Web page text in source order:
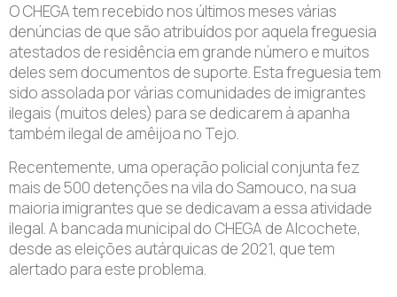
O CHEGA tem recebido nos últimos meses várias
denúncias de que são atribuídos por aquela freguesia
atestados de residência em grande número e muitos
deles sem documentos de suporte. Esta freguesia tem
sido assolada por várias comunidades de imigrantes
ilegais (muitos deles) para se dedicarem à apanha
também ilegal de amêijoa no Tejo.
Recentemente, uma operação policial conjunta fez
mais de 500 detenções na vila do Samouco, na sua
maioria imigrantes que se dedicavam a essa atividade
ilegal. A bancada municipal do CHEGA de Alcochete,
desde as eleições autárquicas de 2021, que tem
alertado para este problema.